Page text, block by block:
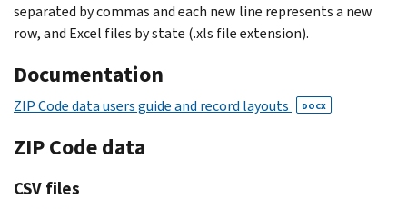
separated by commas and each new line represents a new
row, and Excel files by state (.xls file extension).
Documentation
ZIP Code data users guide and record layouts DOCX
ZIP Code data
CSV files